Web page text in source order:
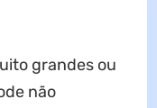
grandes ou
não